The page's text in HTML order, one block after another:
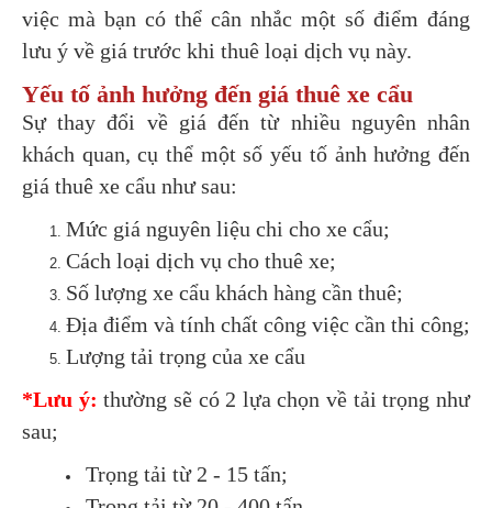
việc mà bạn có thể cân nhắc một số điểm đáng
lưu ý về giá trước khi thuê loại dịch vụ này.
Yếu tố ảnh hưởng đến giá thuê xe cẩu
Sự thay đổi về giá đến từ nhiều nguyên nhân
khách quan, cụ thể một số yếu tố ảnh hưởng đến
giá thuê xe cẩu như sau:
Mức giá nguyên liệu chi cho xe cẩu;
Cách loại dịch vụ cho thuê xe;
Số lượng xe cẩu khách hàng cần thuê;
Địa điểm và tính chất công việc cần thi công;
Lượng tải trọng của xe cẩu
*Lưu ý: thường sẽ có 2 lựa chọn về tải trọng như
sau;
Trọng tải từ 2 - 15 tấn;